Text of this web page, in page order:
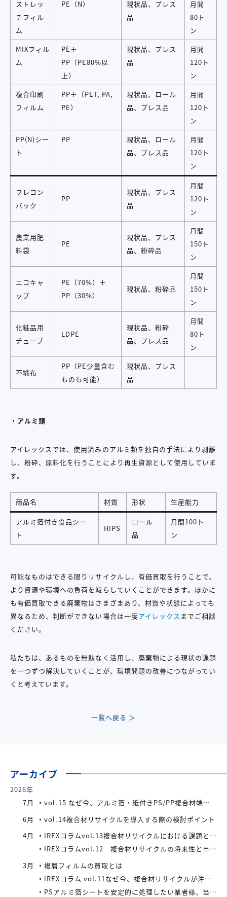
ストレッ
チフィル
ム
PE（N）
現状品、プレス
品
月間
80ト
ン
MIXフィル
ム
PE＋
PP（PE80%以
上）
現状品、プレス
品
月間
120ト
ン
複合印刷
フィルム
PP＋（PET, PA,
PE）
現状品、ロール
品、プレス品
月間
120ト
ン
PP(N)シー
ト
PP
現状品、ロール
品、プレス品
月間
120ト
ン
フレコン
バック
PP
現状品、プレス
品
月間
120ト
ン
農業用肥
料袋
PE
現状品、プレス
品、粉砕品
月間
150ト
ン
エコキャ
ップ
PE（70%）＋
PP（30%）
現状品、粉砕品
月間
150ト
ン
化粧品用
チューブ
LDPE
現状品、粉砕
品、プレス品
月間
80ト
ン
不織布
PP（PE少量含む
ものも可能）
現状品、プレス
品
・アルミ類
アイレックスでは、使用済みのアルミ類を独自の手法により剥離
し、粉砕、原料化を行うことにより再生資源として使用していま
す。
商品名 材質 形状 生産能力
アルミ箔付き食品シー
ト
HIPS
ロール
品
月間100ト
ン
可能なものはできる限りリサイクルし、有価買取を行うことで、
より資源や環境への負荷を減らしていくことができます。ほかに
も有価買取できる廃棄物はさまざまあり、材質や状態によっても
異なるため、判断ができない場合は一度アイレックス までご相談
ください。
私たちは、あるものを無駄なく活用し、廃棄物による現状の課題
を一つずつ解決していくことが、環境問題の改善につながってい
くと考えています。
一覧へ戻る ＞
アーカイブ
2026年
7月
vol.15 なぜ今、アルミ箔・紙付きPS/PP複合材端材が注目されているのか
6月
vol.14複合材リサイクルを導入する際の検討ポイント
4月
IREXコラムvol.13複合材リサイクルにおける課題と今後の展望
IREXコラムvol.12 複合材リサイクルの将来性と市場拡大の可能性
3月
複層フィルムの買取とは
IREXコラム vol.11なぜ今、複合材リサイクルが注目されているのか
PSアルミ箔シートを安定的に処理したい業者様、当社が買い取ります！